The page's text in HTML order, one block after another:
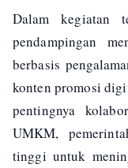
Dalam kegiatan
pendampingan
berbasis
konten promosi
pentingnya
UMKM,
tinggi untuk